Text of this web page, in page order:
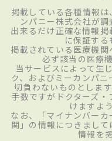
掲載している各種情報
ンパニー株式会社が調
出来るだけ正確な情報
に保証する
掲載されている医療機
必ず該当の医療
当サービスによって生
ク、およびミーカンパ
切負わないものとしま
手数ですがドクターズ
けますよ
なお、「マイナンバー
関」の情報につきまして
情報を